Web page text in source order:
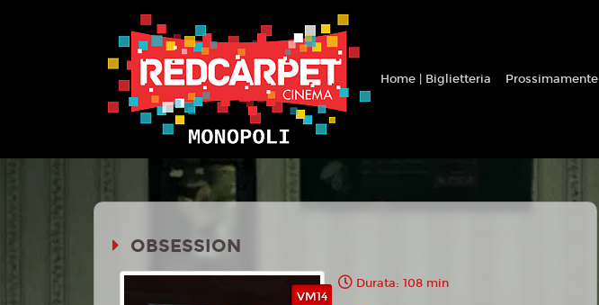
Home | Biglietteria Prossimamente
OBSESSION
VM14
Durata: 108 min